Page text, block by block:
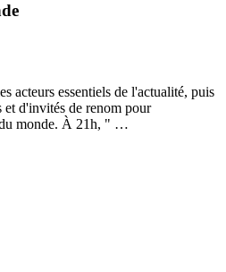
acteurs essentiels de l'actualité, puis
et d'invités de renom pour
monde. À 21h, " …